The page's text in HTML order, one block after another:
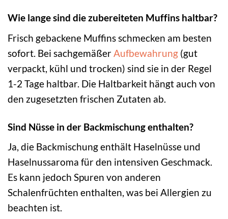
Wie lange sind die zubereiteten Muffins haltbar?
Frisch gebackene Muffins schmecken am besten
sofort. Bei sachgemäßerAufbewahrung (gut
verpackt, kühl und trocken) sind sie in der Regel
1-2 Tage haltbar. Die Haltbarkeit hängt auch von
den zugesetzten frischen Zutaten ab.
Sind Nüsse in der Backmischung enthalten?
Ja, die Backmischung enthält Haselnüsse und
Haselnussaroma für den intensiven Geschmack.
Es kann jedoch Spuren von anderen
Schalenfrüchten enthalten, was bei Allergien zu
beachten ist.